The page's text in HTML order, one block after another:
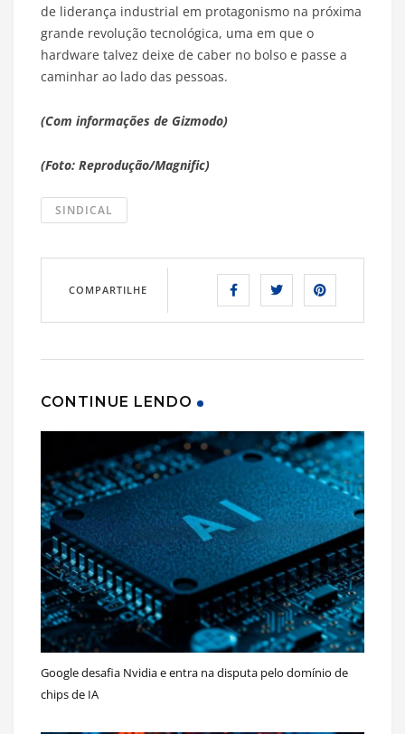
de liderança industrial em protagonismo na próxima
grande revolução tecnológica, uma em que o
hardware talvez deixe de caber no bolso e passe a
caminhar ao lado das pessoas.
(Com informações de Gizmodo)
(Foto: Reprodução/Magnific)
SINDICAL
COMPARTILHE
CONTINUE LENDO
Google desafia Nvidia e entra na disputa pelo domínio de
chips de IA